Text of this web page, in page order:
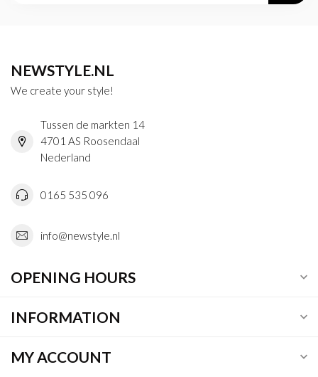
NEWSTYLE.NL
We create your style!
Tussen de markten 14
4701 AS Roosendaal
Nederland
0165 535 096
info@newstyle.nl
OPENING HOURS
INFORMATION
MY ACCOUNT